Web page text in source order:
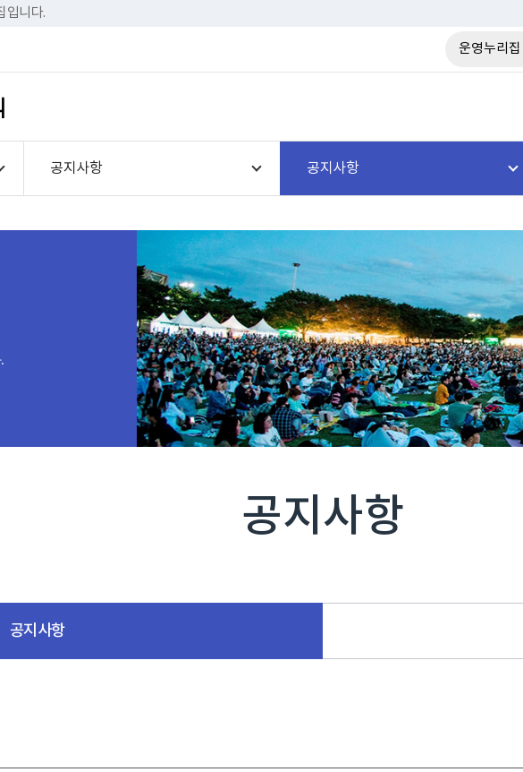
입니다.
운영누리집
공지사항 공지사항
공지사항
공지사항